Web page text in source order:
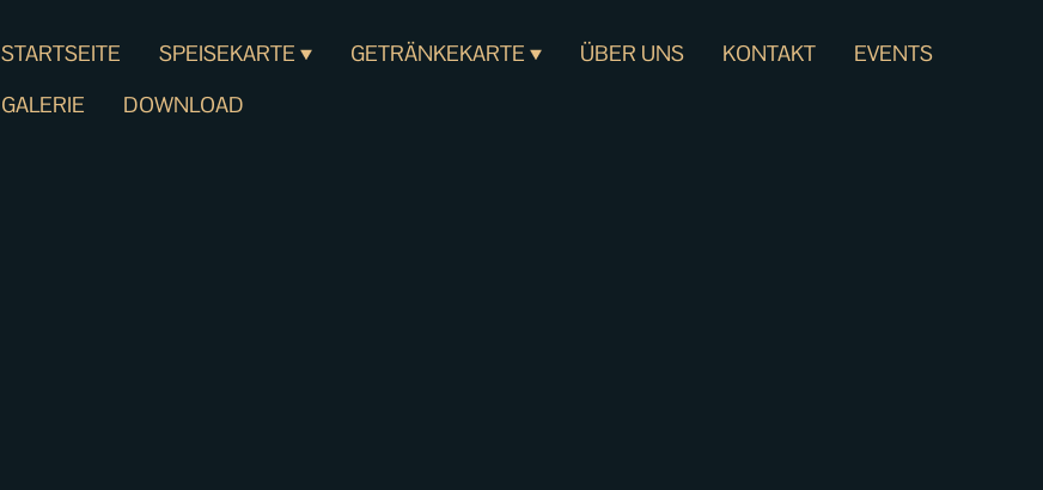
STARTSEITE SPEISEKARTE GETRÄNKEKARTE ÜBER UNS KONTAKT
EVENTS
GALERIE
DOWNLOAD